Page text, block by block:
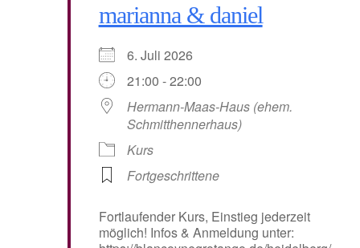
marianna & daniel
6. Juli 2026
21:00 - 22:00
Hermann-Maas-Haus (ehem.
Schmitthennerhaus)
Kurs
Fortgeschrittene
Fortlaufender Kurs, Einstieg jederzeit
möglich! Infos & Anmeldung unter: